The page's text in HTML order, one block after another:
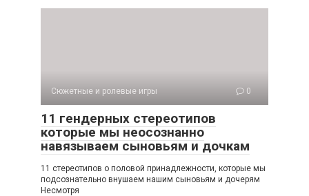
Сюжетные и ролевые игры 0
11 гендерных стереотипов
которые мы неосознанно
навязываем сыновьям и дочкам
11 стереотипов о половой принадлежности, которые мы
подсознательно внушаем нашим сыновьям и дочерям
Несмотря